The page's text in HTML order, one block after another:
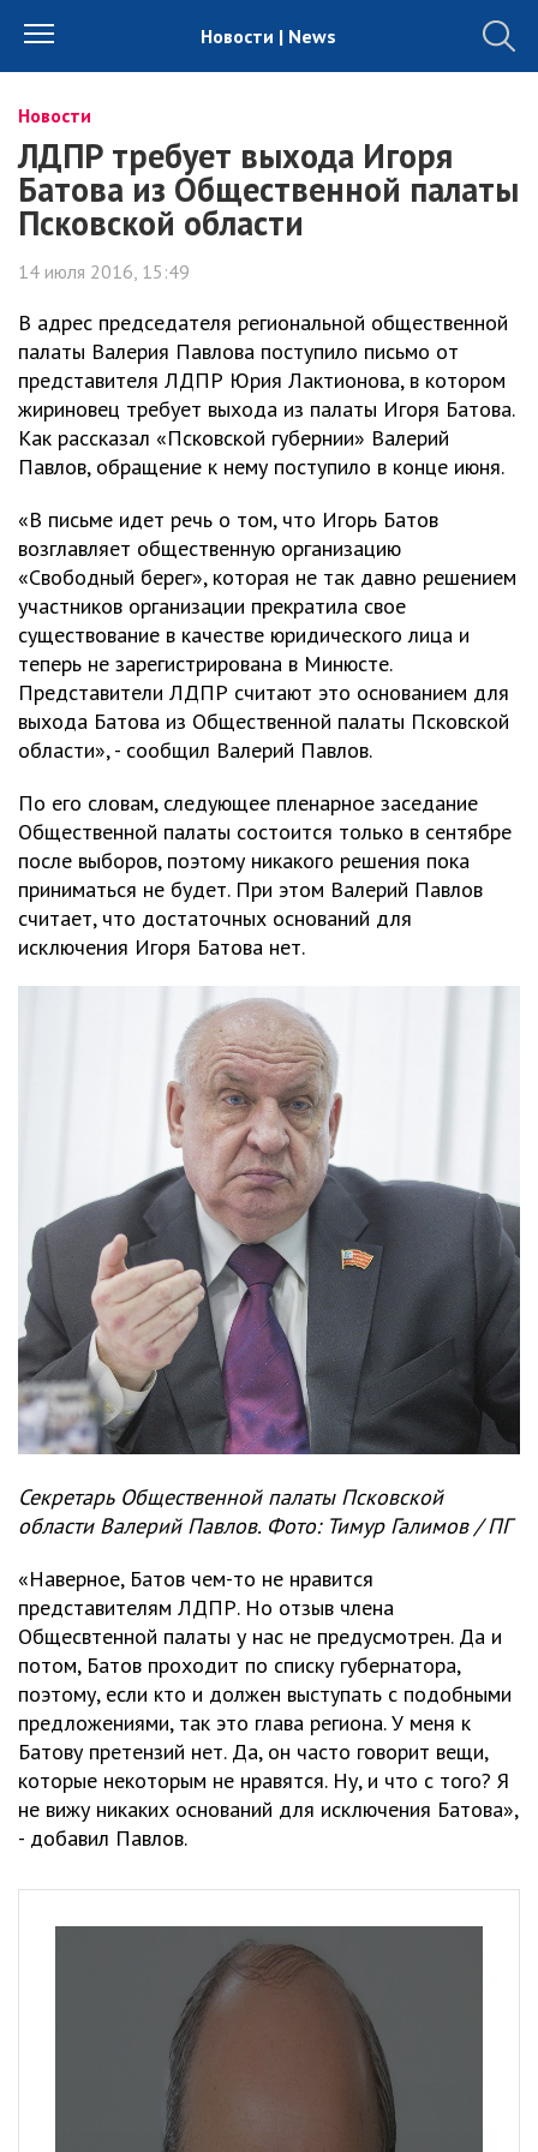
Новости | News
Новости
ЛДПР требует выхода Игоря
Батова из Общественной палаты
Псковской области
14 июля 2016, 15:49
В адрес председателя региональной общественной
палаты Валерия Павлова поступило письмо от
представителя ЛДПР Юрия Лактионова, в котором
жириновец требует выхода из палаты Игоря Батова.
Как рассказал «Псковской губернии» Валерий
Павлов, обращение к нему поступило в конце июня.
«В письме идет речь о том, что Игорь Батов
возглавляет общественную организацию
«Свободный берег», которая не так давно решением
участников организации прекратила свое
существование в качестве юридического лица и
теперь не зарегистрирована в Минюсте.
Представители ЛДПР считают это основанием для
выхода Батова из Общественной палаты Псковской
области», - сообщил Валерий Павлов.
По его словам, следующее пленарное заседание
Общественной палаты состоится только в сентябре
после выборов, поэтому никакого решения пока
приниматься не будет. При этом Валерий Павлов
считает, что достаточных оснований для
исключения Игоря Батова нет.
Секретарь Общественной палаты Псковской
области Валерий Павлов. Фото: Тимур Галимов / ПГ
«Наверное, Батов чем-то не нравится
представителям ЛДПР. Но отзыв члена
Общесвтенной палаты у нас не предусмотрен. Да и
потом, Батов проходит по списку губернатора,
поэтому, если кто и должен выступать с подобными
предложениями, так это глава региона. У меня к
Батову претензий нет. Да, он часто говорит вещи,
которые некоторым не нравятся. Ну, и что с того? Я
не вижу никаких оснований для исключения Батова»,
- добавил Павлов.